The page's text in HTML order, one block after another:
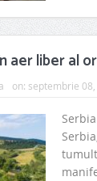
aer liber al
on: septembrie 08,